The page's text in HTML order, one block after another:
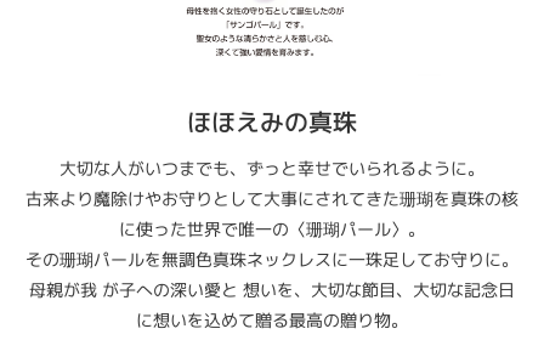
ほほえみの真珠
大切な人がいつまでも、ずっと幸せでいられるように。
古来より魔除けやお守りとして大事にされてきた珊瑚を真珠の核
に使った世界で唯一の〈珊瑚パール〉。
その珊瑚パールを無調色真珠ネックレスに一珠足してお守りに。
母親が我 が子への深い愛と 想いを、大切な節目、大切な記念日
に想いを込めて贈る最高の贈り物。